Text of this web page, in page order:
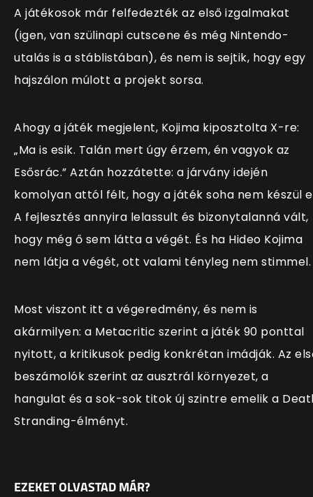
A játékosok már felfedezték az első izgalmakat
(igen, van szülinapi cutscene és még Nintendo-
utalás is a stáblistában), és nem is sejtik, hogy egy
hajszálon múlott a projekt sorsa.
Ahogy a játék megjelent, Kojima kiposztolta X-re:
„Ma is esik. Talán mert úgy érzem, én vagyok az
Esősrác.” Aztán hozzátette: a járvány idején
komolyan attól félt, hogy a játék soha nem készül
A fejlesztés annyira lelassult és bizonytalanná vált,
hogy még ő sem látta a végét. És ha Hideo Kojima
nem látja a végét, ott valami tényleg nem stimmel.
Most viszont itt a végeredmény, és nem is
akármilyen: a Metacritic szerint a játék 90 ponttal
nyitott, a kritikusok pedig konkrétan imádják. Az
beszámolók szerint az ausztrál környezet, a
hangulat és a sok-sok titok új szintre emelik a
Stranding-élményt.
EZEKET OLVASTAD MÁR?